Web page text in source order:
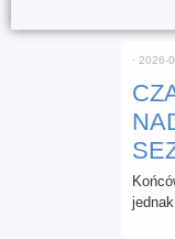
⋅ 2026-